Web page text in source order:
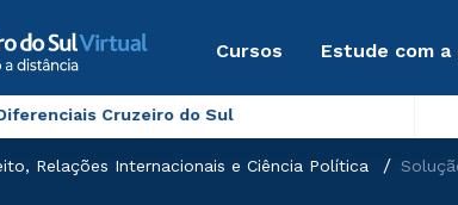
Cursos Estude com
Cruzeiro do Sul
Relações Internacionais e Ciência Política